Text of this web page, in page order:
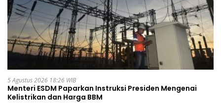
5 Agustus 2026 18:26 WIB
Menteri ESDM Paparkan Instruksi Presiden Mengenai
Kelistrikan dan Harga BBM